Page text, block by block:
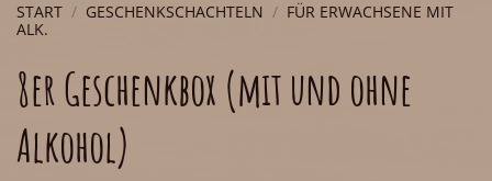
START / GESCHENKSCHACHTELN / FÜR ERWACHSENE MIT
ALK.
8er Geschenkbox (mit und ohne
Alkohol)